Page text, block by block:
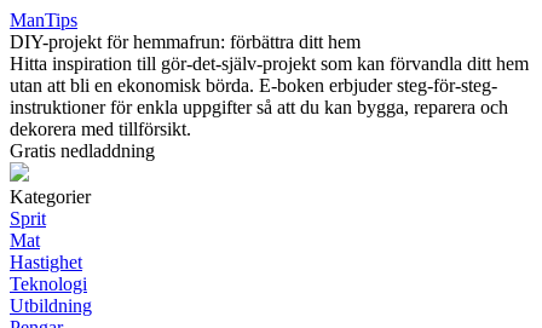
ManTips
DIY-projekt för hemmafrun: förbättra ditt hem
Hitta inspiration till gör-det-själv-projekt som kan förvandla ditt hem
utan att bli en ekonomisk börda. E-boken erbjuder steg-för-steg-
instruktioner för enkla uppgifter så att du kan bygga, reparera och
dekorera med tillförsikt.
Gratis nedladdning
Kategorier
Sprit
Mat
Hastighet
Teknologi
Utbildning